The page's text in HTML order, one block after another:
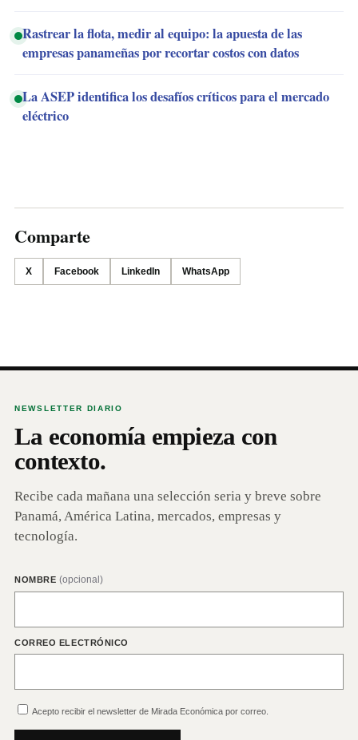
Rastrear la flota, medir al equipo: la apuesta de las
empresas panameñas por recortar costos con datos
La ASEP identifica los desafíos críticos para el mercado
eléctrico
Comparte
X Facebook LinkedIn WhatsApp
NEWSLETTER DIARIO
La economía empieza con
contexto.
Recibe cada mañana una selección seria y breve sobre
Panamá, América Latina, mercados, empresas y
tecnología.
NOMBRE (opcional)
CORREO ELECTRÓNICO
Acepto recibir el newsletter de Mirada Económica por correo.